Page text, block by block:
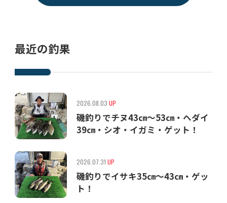
最近の釣果
2026.08.03 UP
磯釣りでチヌ43㎝〜53㎝・ヘダイ
39㎝・シオ・イガミ・ゲット！
2026.07.31 UP
磯釣りでイサキ35㎝〜43㎝・ゲッ
ト！